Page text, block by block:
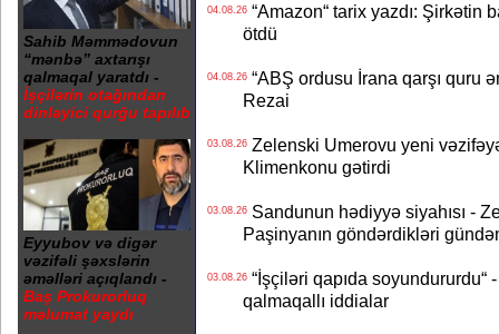
Sahib Məmmədovun
“mənbə” axtarışı
qalmaqal yaratdı -
İşçilərin otağından
dinləyici qurğu tapılıb
Eyyubov və digər
vəzifəli şəxslərin
əməlləri açıqlandı -
Baş Prokurorluq
məlumat yaydı
04.08.26“Amazon“ tarix yazdı: Şirkətin
ötdü
04.08.26“ABŞ ordusu İrana qarşı quru
Rezai
03.08.26Zelenski Umerovu yeni
Klimenkonu gətirdi
03.08.26Sandunun hədiyyə siyahısı -
Paşinyanın göndərdikləri
03.08.26“İşçiləri qapıda soyundururdu“
qalmaqallı iddialar